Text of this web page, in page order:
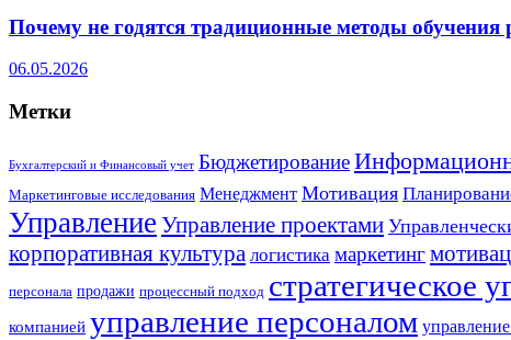
Почему не годятся традиционные методы обучения
06.05.2026
Метки
Бухгалтерский и Финансовый учет Бюджетирование
Маркетинговые исследования Менеджмент Мотивация
Управление Управление проектами
корпоративная культура логистика маркетинг
персонала продажи процессный подход стратегическое
компанией управление персоналом